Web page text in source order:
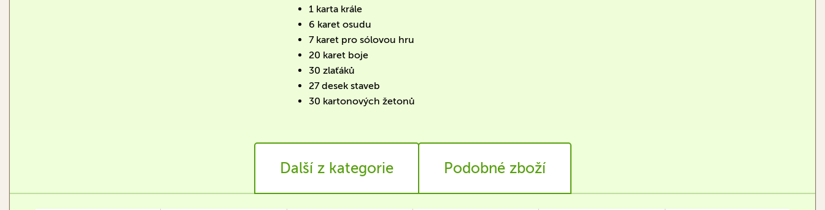
1 karta krále
6 karet osudu
7 karet pro sólovou hru
20 karet boje
30 zlaťáků
27 desek staveb
30 kartonových žetonů
Další z kategorie Podobné zboží